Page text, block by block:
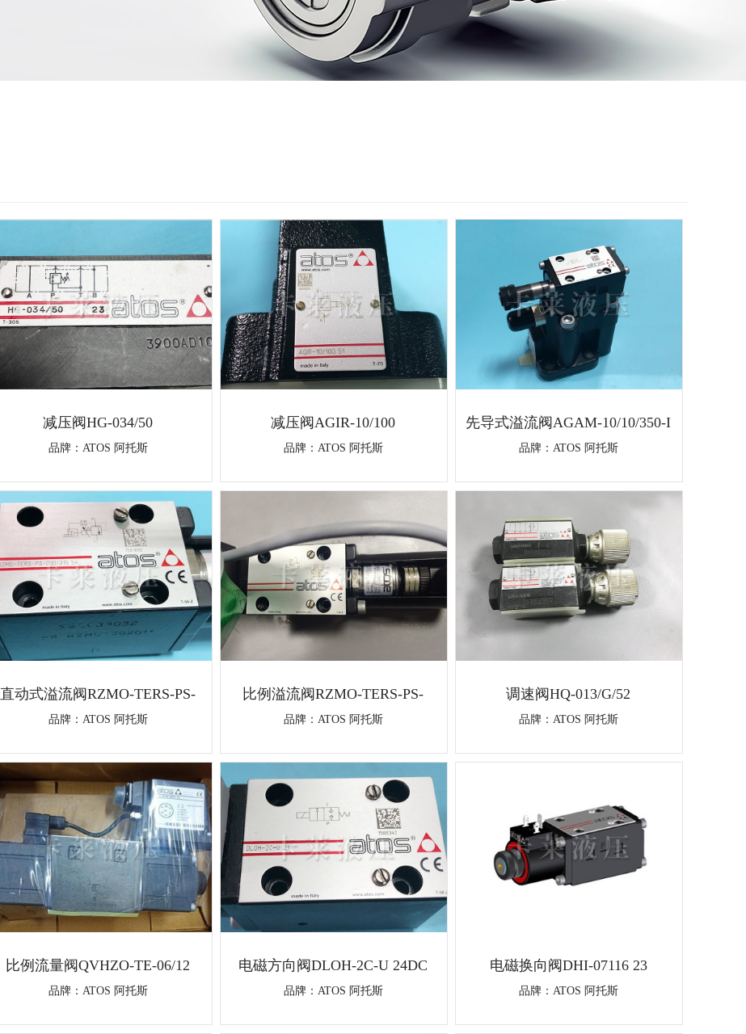
减压阀HG-034/50
品牌： ATOS 阿托斯
减压阀AGIR-10/100
品牌： ATOS 阿托斯
先导式溢流阀AGAM-10/10/350-I
品牌： ATOS 阿托斯
直动式溢流阀RZMO-TERS-PS-
010/315
品牌： ATOS 阿托斯
比例溢流阀RZMO-TERS-PS-
010/210
品牌： ATOS 阿托斯
调速阀HQ-013/G/52
品牌： ATOS 阿托斯
比例流量阀QVHZO-TE-06/12
品牌： ATOS 阿托斯
电磁方向阀DLOH-2C-U 24DC
品牌： ATOS 阿托斯
电磁换向阀DHI-07116 23
品牌： ATOS 阿托斯